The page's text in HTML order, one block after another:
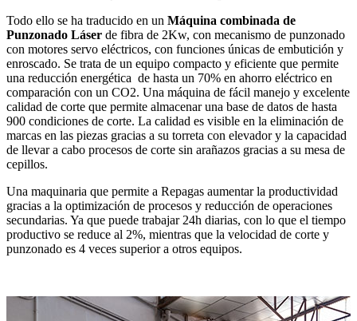
Todo ello se ha traducido en un Máquina combinada de
Punzonado Láser de fibra de 2Kw, con mecanismo de punzonado
con motores servo eléctricos, con funciones únicas de embutición y
enroscado. Se trata de un equipo compacto y eficiente que permite
una reducción energética de hasta un 70% en ahorro eléctrico en
comparación con un CO2. Una máquina de fácil manejo y excelente
calidad de corte que permite almacenar una base de datos de hasta
900 condiciones de corte. La calidad es visible en la eliminación de
marcas en las piezas gracias a su torreta con elevador y la capacidad
de llevar a cabo procesos de corte sin arañazos gracias a su mesa de
cepillos.
Una maquinaria que permite a Repagas aumentar la productividad
gracias a la optimización de procesos y reducción de operaciones
secundarias. Ya que puede trabajar 24h diarias, con lo que el tiempo
productivo se reduce al 2%, mientras que la velocidad de corte y
punzonado es 4 veces superior a otros equipos.